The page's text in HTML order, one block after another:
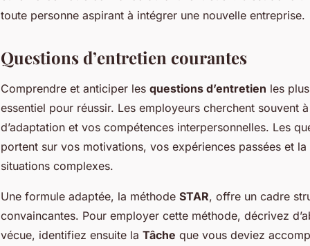
toute personne aspirant à intégrer une nouvelle entreprise.
Questions d’entretien courantes
Comprendre et anticiper les questions d’entretien les
essentiel pour réussir. Les employeurs cherchent souvent
d’adaptation et vos compétences interpersonnelles. Les
portent sur vos motivations, vos expériences passées et
situations complexes.
Une formule adaptée, la méthode STAR, offre un cadre
convaincantes. Pour employer cette méthode, décrivez
vécue, identifiez ensuite la Tâche que vous deviez